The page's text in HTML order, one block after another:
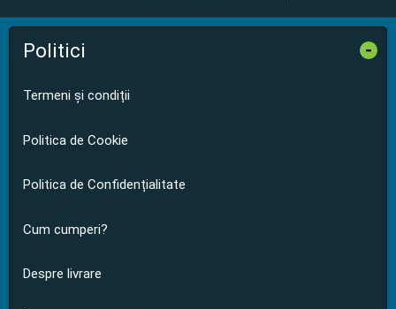
Politici -
Termeni și condiții
Politica de Cookie
Politica de Confidențialitate
Cum cumperi?
Despre livrare